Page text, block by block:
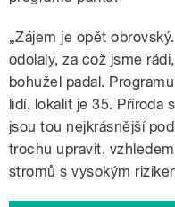
„Zájem je opět
odolaly, za což jsme
bohužel padal.
lidí, lokalit je 35. Příroda
jsou tou nejkrásnější
trochu upravit,
stromů s vysokým